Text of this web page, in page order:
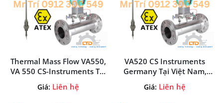
Thermal Mass Flow VA550,
VA 550 CS-Instruments Tại
Việt Nam
Giá: Liên hệ
VA520 CS Instruments
Germany Tại Việt Nam,
Cảm Biến Đo Lưu Lượng
Khí Nén VA520 CS
Giá: Liên hệ